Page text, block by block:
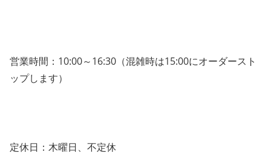
営業時間：10:00～16:30（混雑時は15:00にオーダースト
ップします）
定休日：木曜日、不定休